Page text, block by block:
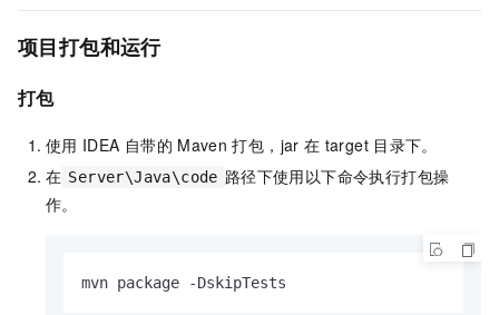
项目打包和运行
打包
使用 IDEA 自带的 Maven 打包，jar 在 target 目录下。
在 Server\Java\code 路径下使用以下命令执行打包操
作。
mvn package -DskipTests